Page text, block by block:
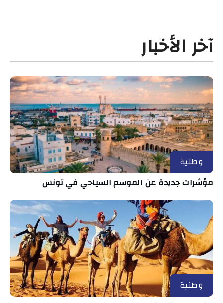
آخر الأخبار
وطنية
مؤشرات جديدة عن الموسم السياحي في تونس
وطنية